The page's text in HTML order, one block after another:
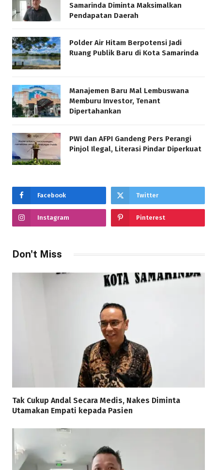
Samarinda Diminta Maksimalkan
Pendapatan Daerah
Polder Air Hitam Berpotensi Jadi
Ruang Publik Baru di Kota Samarinda
Manajemen Baru Mal Lembuswana
Memburu Investor, Tenant
Dipertahankan
PWI dan AFPI Gandeng Pers Perangi
Pinjol Ilegal, Literasi Pindar Diperkuat
Facebook Twitter
Instagram Pinterest
Don't Miss
Tak Cukup Andal Secara Medis, Nakes Diminta
Utamakan Empati kepada Pasien